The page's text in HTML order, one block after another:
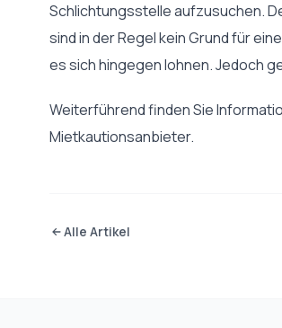
Schlichtungsstelle aufzusuchen.
sind in der Regel kein Grund für
es sich hingegen lohnen. Jedoch
Weiterführend finden Sie
Mietkautionsanbieter.
Alle Artikel